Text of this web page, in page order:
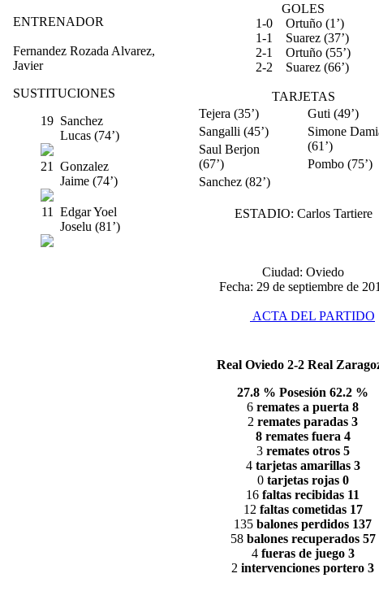
ENTRENADOR
Fernandez Rozada Alvarez,
Javier
SUSTITUCIONES
19 Sanchez
Lucas (74’)
21 Gonzalez
Jaime (74’)
11 Edgar Yoel
Joselu (81’)
GOLES
1-0
Ortuño (1’)
1-1
Suarez (37’)
2-1
Ortuño (55’)
2-2
Suarez (66’)
TARJETAS
Tejera (35’)
Sangalli (45’)
Saul Berjon
(67’)
Sanchez (82’)
Guti (49’)
Simone
(61’)
Pombo
ESTADIO: Carlos Tartiere
Ciudad: Oviedo
Fecha: 29 de septiembre de
ACTA DEL PARTIDO
Real Oviedo 2-2 Real
27.8 % Posesión 62.2 %
6 remates a puerta 8
2 remates paradas 3
8 remates fuera 4
3 remates otros 5
4 tarjetas amarillas 3
0 tarjetas rojas 0
16 faltas recibidas 11
12 faltas cometidas 17
135 balones perdidos 137
58 balones recuperados 57
4 fueras de juego 3
2 intervenciones portero 3